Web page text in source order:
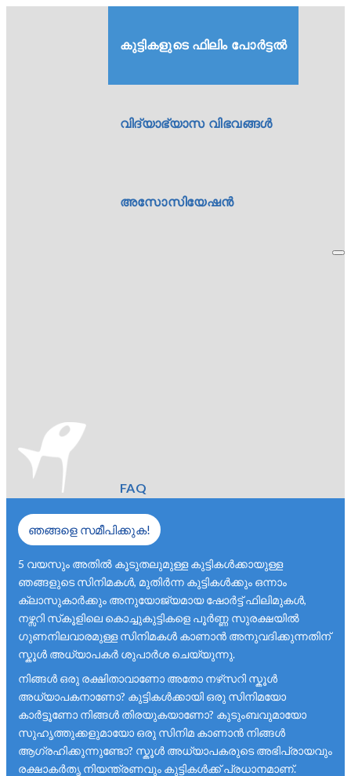
കുട്ടികളുടെ ഫിലിം പോർട്ടൽ
വിദ്യാഭ്യാസ വിഭവങ്ങൾ
അസോസിയേഷൻ
FAQ
ഞങ്ങളെ സമീപിക്കുക!
5 വയസും അതിൽ കൂടുതലുമുള്ള കുട്ടികൾക്കായുള്ള
ഞങ്ങളുടെ സിനിമകൾ, മുതിർന്ന കുട്ടികൾക്കും ഒന്നാം
ക്ലാസുകാർക്കും അനുയോജ്യമായ ഷോർട്ട് ഫിലിമുകൾ,
നഴ്സറി സ്‌കൂളിലെ കൊച്ചുകുട്ടികളെ പൂർണ്ണ സുരക്ഷയിൽ
ഗുണനിലവാരമുള്ള സിനിമകൾ കാണാൻ അനുവദിക്കുന്നതിന്
സ്കൂൾ അധ്യാപകർ ശുപാർശ ചെയ്യുന്നു.
നിങ്ങൾ ഒരു രക്ഷിതാവാണോ അതോ നഴ്‌സറി സ്കൂൾ
അധ്യാപകനാണോ? കുട്ടികൾക്കായി ഒരു സിനിമയോ
കാർട്ടൂണോ നിങ്ങൾ തിരയുകയാണോ? കുടുംബവുമായോ
സുഹൃത്തുക്കളുമായോ ഒരു സിനിമ കാണാൻ നിങ്ങൾ
ആഗ്രഹിക്കുന്നുണ്ടോ? സ്കൂൾ അധ്യാപകരുടെ അഭിപ്രായവും
രക്ഷാകർതൃ നിയന്ത്രണവും കുട്ടികൾക്ക് പ്രധാനമാണ്.